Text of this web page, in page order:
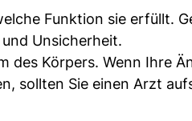
Funktion sie erfüllt.
Unsicherheit.
des Körpers. Wenn Ihre
sollten Sie einen Arzt